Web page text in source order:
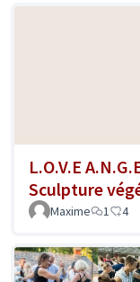
L.O.V.E
Sculpture
Maxime 1 4